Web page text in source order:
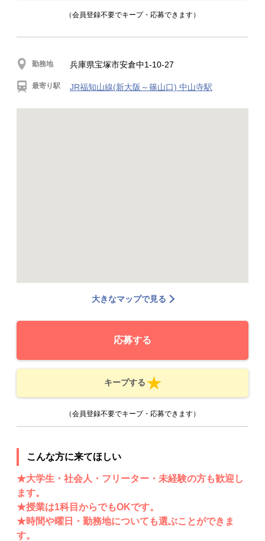
（会員登録不要でキープ・応募できます）
勤務地 兵庫県宝塚市安倉中1-10-27
最寄り駅 JR福知山線(新大阪～篠山口) 中山寺駅
大きなマップで見る
応募する
キープする
（会員登録不要でキープ・応募できます）
こんな方に来てほしい
★大学生・社会人・フリーター・未経験の方も歓迎し
ます。
★授業は1科目からでもOKです。
★時間や曜日・勤務地についても選ぶことができま
す。